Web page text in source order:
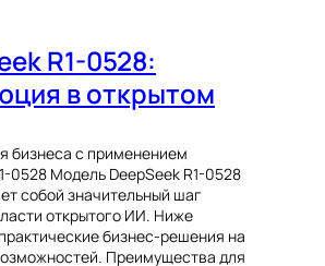
R1-0528:
в открытом
бизнеса с применением
0528 Модель DeepSeek R1-0528
собой значительный шаг
открытого ИИ. Ниже
бизнес-решения на
Преимущества для